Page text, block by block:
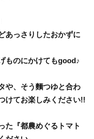
あっさりしたおかずに
ものにかけてもgood♪
や、そう麵つゆと合わ
けてお楽しみください!!
た『都農めぐるトマト